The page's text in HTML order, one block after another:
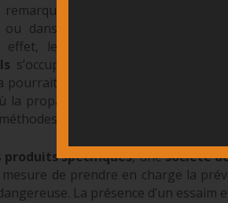
la présence des
dans vos bureaux, contactez
effet, leur prolifération se fait
s’occuper de la
.
pourrait être dangereux et vos
la propagation des insectes est
naturelles ne suffisent plus.
produits spécifiques, unesociété
de prendre en charge la
La présence d’un essaim